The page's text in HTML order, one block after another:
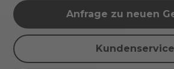
Anfrage zu neuen
Kundenservice